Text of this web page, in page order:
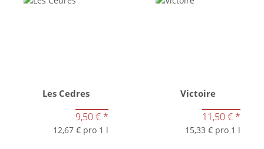
Les Cedres
9,50 € *
12,67 € pro 1 l
Victoire
11,50 € *
15,33 € pro 1 l